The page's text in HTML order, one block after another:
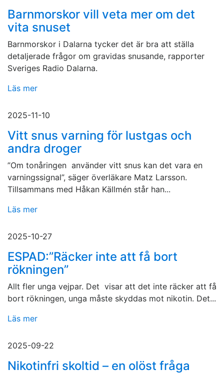
Barnmorskor vill veta mer om det
vita snuset
Barnmorskor i Dalarna tycker det är bra att ställa
detaljerade frågor om gravidas snusande, rapporter
Sveriges Radio Dalarna.
Läs mer
2025-11-10
Vitt snus varning för lustgas och
andra droger
”Om tonåringen använder vitt snus kan det vara en
varningssignal”, säger överläkare Matz Larsson.
Tillsammans med Håkan Källmén står han...
Läs mer
2025-10-27
ESPAD:”Räcker inte att få bort
rökningen”
Allt fler unga vejpar. Det visar att det inte räcker att få
bort rökningen, unga måste skyddas mot nikotin. Det...
Läs mer
2025-09-22
Nikotinfri skoltid – en olöst fråga